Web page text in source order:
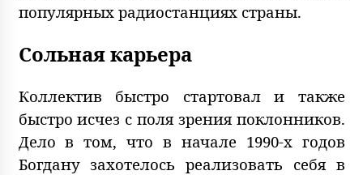
популярных радиостанциях страны.
Сольная карьера
Коллектив быстро стартовал и также
быстро исчез с поля зрения поклонников.
Дело в том, что в начале 1990-х годов
Богдану захотелось реализовать себя в